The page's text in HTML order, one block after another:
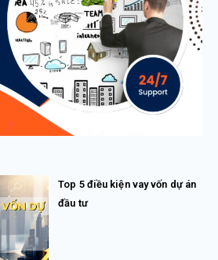
Top 5 điều kiện vay vốn dự án
đầu tư